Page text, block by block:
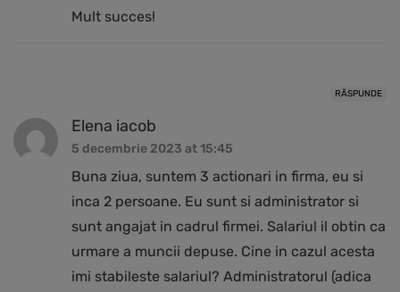
Mult succes!
RĂSPUNDE
Elena iacob
5 decembrie 2023 at 15:45
Buna ziua, suntem 3 actionari in firma, eu si
inca 2 persoane. Eu sunt si administrator si
sunt angajat in cadrul firmei. Salariul il obtin ca
urmare a muncii depuse. Cine in cazul acesta
imi stabileste salariul? Administratorul (adica